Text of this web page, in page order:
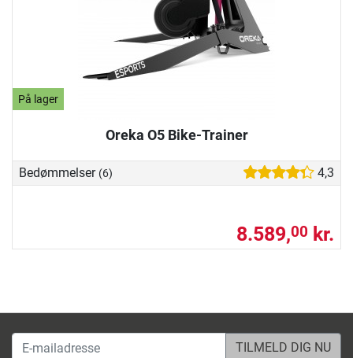
På lager
Oreka O5 Bike-Trainer
Bedømmelser (6) 4,3
8.589,00 kr.
E-mailadresse